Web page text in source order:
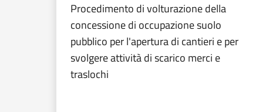
Procedimento di volturazione della
concessione di occupazione suolo
pubblico per l'apertura di cantieri e per
svolgere attività di scarico merci e
traslochi